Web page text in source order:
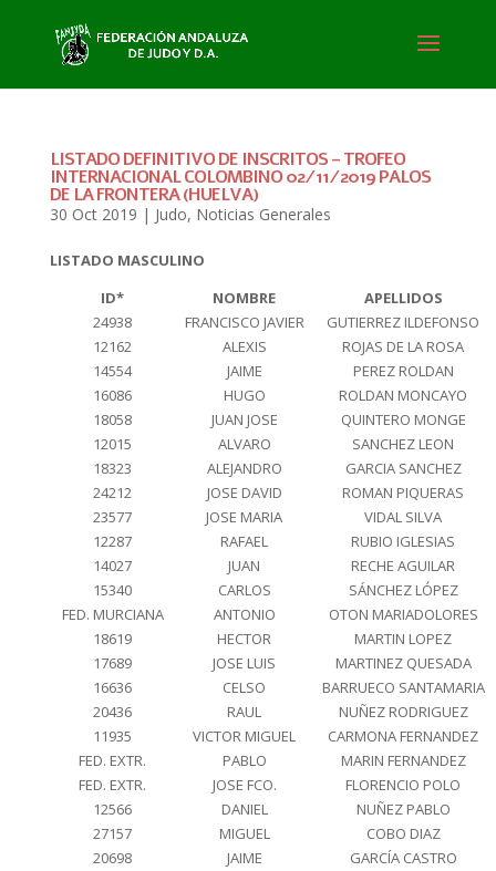
LISTADO DEFINITIVO DE INSCRITOS – TROFEO
INTERNACIONAL COLOMBINO 02/11/2019 PALOS
DE LA FRONTERA (HUELVA)
30 Oct 2019 | Judo, Noticias Generales
LISTADO MASCULINO
ID*
NOMBRE
APELLIDOS
24938
FRANCISCO JAVIER
GUTIERREZ ILDEFONSO
12162
ALEXIS
ROJAS DE LA ROSA
14554
JAIME
PEREZ ROLDAN
16086
HUGO
ROLDAN MONCAYO
18058
JUAN JOSE
QUINTERO MONGE
12015
ALVARO
SANCHEZ LEON
18323
ALEJANDRO
GARCIA SANCHEZ
24212
JOSE DAVID
ROMAN PIQUERAS
23577
JOSE MARIA
VIDAL SILVA
12287
RAFAEL
RUBIO IGLESIAS
14027
JUAN
RECHE AGUILAR
15340
CARLOS
SÁNCHEZ LÓPEZ
FED. MURCIANA
ANTONIO
OTON MARIADOLORES
18619
HECTOR
MARTIN LOPEZ
17689
JOSE LUIS
MARTINEZ QUESADA
16636
CELSO
BARRUECO SANTAMARIA
20436
RAUL
NUÑEZ RODRIGUEZ
11935
VICTOR MIGUEL
CARMONA FERNANDEZ
FED. EXTR.
PABLO
MARIN FERNANDEZ
FED. EXTR.
JOSE FCO.
FLORENCIO POLO
12566
DANIEL
NUÑEZ PABLO
27157
MIGUEL
COBO DIAZ
20698
JAIME
GARCÍA CASTRO